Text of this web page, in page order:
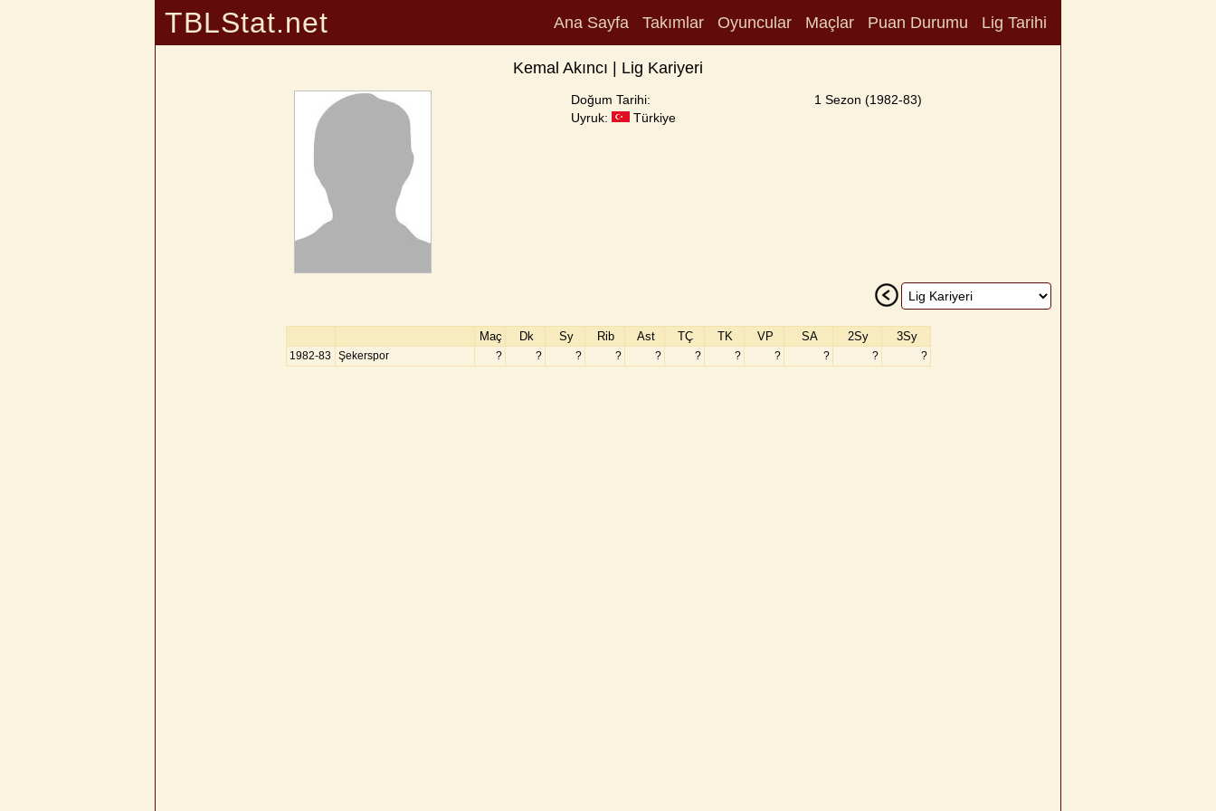
TBLStat.net Ana Sayfa Takımlar Oyuncular Maçlar Puan Durumu Lig Tarihi
Kemal Akıncı | Lig Kariyeri
Doğum Tarihi:
Uyruk:
Türkiye
1 Sezon (1982-83)
Maç Dk Sy Rib Ast TÇ TK VP SA 2Sy 3Sy
1982-83 Şekerspor ? ? ? ? ? ? ? ? ? ? ?